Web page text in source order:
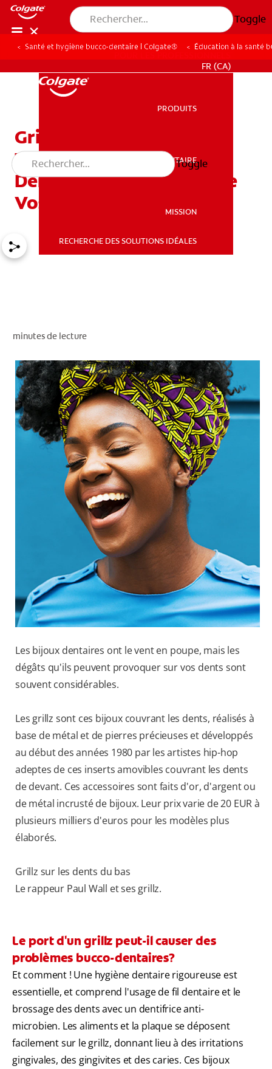
Toggle
SANTÉ BUCCO-DENTAIRE
FR (CA)
FR (CA)
PRODUITS
SANTÉ BUCCO-DENTAIRE
MISSION
RECHERCHE DES SOLUTIONS IDÉALES
Toggle
Santé et hygiène bucco-dentaire | Colgate® Éducation à la santé
Grillz : La Nouvelle
Tendance Qui Affecte La
Dentisterie Et La Santé De
Vos Dents
minutes de lecture
Les bijoux dentaires ont le vent en poupe, mais les
dégâts qu'ils peuvent provoquer sur vos dents sont
souvent considérables.
Les grillz sont ces bijoux couvrant les dents, réalisés à
base de métal et de pierres précieuses et développés
au début des années 1980 par les artistes hip-hop
adeptes de ces inserts amovibles couvrant les dents
de devant. Ces accessoires sont faits d'or, d'argent ou
de métal incrusté de bijoux. Leur prix varie de 20 EUR à
plusieurs milliers d'euros pour les modèles plus
élaborés.
Grillz sur les dents du bas
Le rappeur Paul Wall et ses grillz.
Le port d'un grillz peut-il causer des
problèmes bucco-dentaires?
Et comment ! Une hygiène dentaire rigoureuse est
essentielle, et comprend l'usage de fil dentaire et le
brossage des dents avec un dentifrice anti-
microbien. Les aliments et la plaque se déposent
facilement sur le grillz, donnant lieu à des irritations
gingivales, des gingivites et des caries. Ces bijoux